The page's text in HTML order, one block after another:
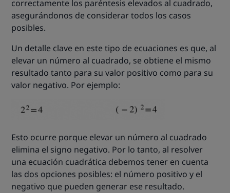
correctamente los paréntesis elevados al cuadrado,
asegurándonos de considerar todos los casos
posibles.
Un detalle clave en este tipo de ecuaciones es que, al
elevar un número al cuadrado, se obtiene el mismo
resultado tanto para su valor positivo como para su
valor negativo. Por ejemplo:
Esto ocurre porque elevar un número al cuadrado
elimina el signo negativo. Por lo tanto, al resolver
una ecuación cuadrática debemos tener en cuenta
las dos opciones posibles: el número positivo y el
negativo que pueden generar ese resultado.